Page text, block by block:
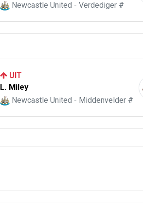
Newcastle United - Verdediger #
UIT
L. Miley
Newcastle United - Middenvelder #